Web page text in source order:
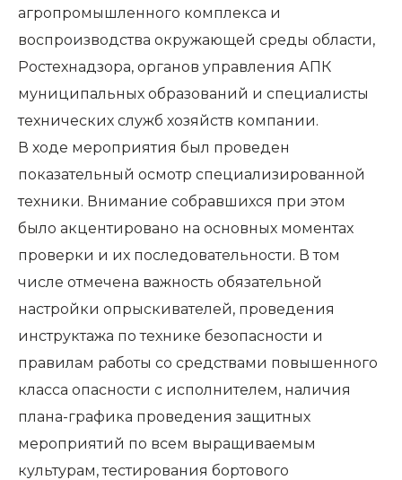
агропромышленного комплекса и
воспроизводства окружающей среды области,
Ростехнадзора, органов управления АПК
муниципальных образований и специалисты
технических служб хозяйств компании.
В ходе мероприятия был проведен
показательный осмотр специализированной
техники. Внимание собравшихся при этом
было акцентировано на основных моментах
проверки и их последовательности. В том
числе отмечена важность обязательной
настройки опрыскивателей, проведения
инструктажа по технике безопасности и
правилам работы со средствами повышенного
класса опасности с исполнителем, наличия
плана-графика проведения защитных
мероприятий по всем выращиваемым
культурам, тестирования бортового